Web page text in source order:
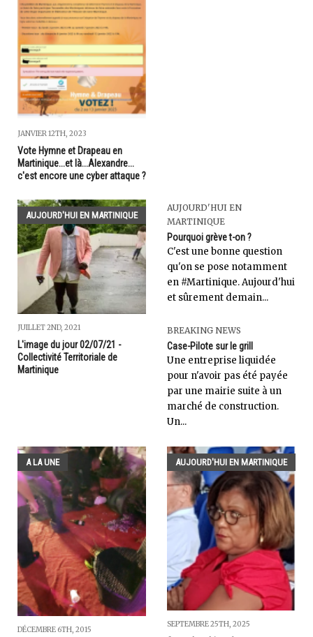
JANVIER 12TH, 2023
Vote Hymne et Drapeau en
Martinique...et là...Alexandre...
c'est encore une cyber attaque ?
AUJOURD'HUI EN MARTINIQUE
JUILLET 2ND, 2021
L'image du jour 02/07/21 -
Collectivité Territoriale de
Martinique
AUJOURD'HUI EN
MARTINIQUE
Pourquoi grève t-on ?
C'est une bonne question
qu'on se pose notamment
en #Martinique. Aujourd'hui
et sûrement demain...
BREAKING NEWS
Case-Pilote sur le grill
Une entreprise liquidée
pour n'avoir pas été payée
par une mairie suite à un
marché de construction.
Un...
A LA UNE
DÉCEMBRE 6TH, 2015
AUJOURD'HUI EN MARTINIQUE
SEPTEMBRE 25TH, 2025